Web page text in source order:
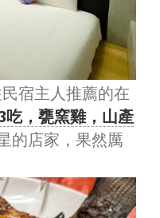
宿主人推薦的在
吃，甕窯雞，山產
的店家，果然厲